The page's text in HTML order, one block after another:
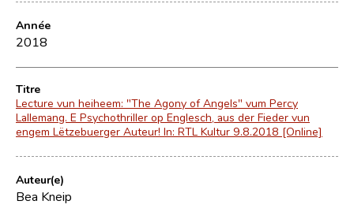
Année
2018
Titre
Lecture vun heiheem: "The Agony of Angels" vum Percy
Lallemang. E Psychothriller op Englesch, aus der Fieder vun
engem Lëtzebuerger Auteur! In: RTL Kultur 9.8.2018 [Online]
Auteur(e)
Bea Kneip